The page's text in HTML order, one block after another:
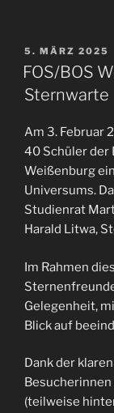
AM
5. MÄRZ 2025
FOS/BOS
Sternwarte
Am 3. Februar
40 Schüler der
Weißenburg
Universums.
Studienrat
Harald Litwa,
Im Rahmen
Gelegenheit,
Blick auf
Dank der
(teilweise